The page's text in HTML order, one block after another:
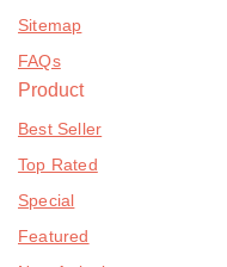
Sitemap
FAQs
Product
Best Seller
Top Rated
Special
Featured